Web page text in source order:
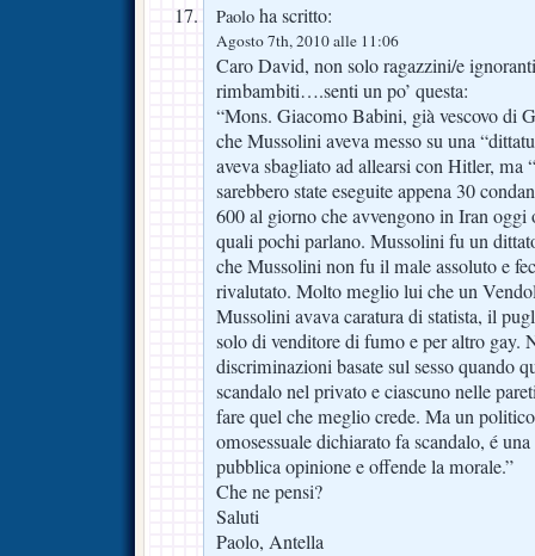
Paolo ha scritto:
Agosto 7th, 2010 alle 11:06
Caro David, non solo ragazzini/e
rimbambiti….senti un po’ questa:
“Mons. Giacomo Babini, già vescovo di
che Mussolini aveva messo su una
aveva sbagliato ad allearsi con Hitler, ma
sarebbero state eseguite appena 30
600 al giorno che avvengono in Iran oggi
quali pochi parlano. Mussolini fu un
che Mussolini non fu il male assoluto e
rivalutato. Molto meglio lui che un
Mussolini avava caratura di statista, il
solo di venditore di fumo e per altro gay.
discriminazioni basate sul sesso quando
scandalo nel privato e ciascuno nelle
fare quel che meglio crede. Ma un
omosessuale dichiarato fa scandalo, é
pubblica opinione e offende la morale.”
Che ne pensi?
Saluti
Paolo, Antella